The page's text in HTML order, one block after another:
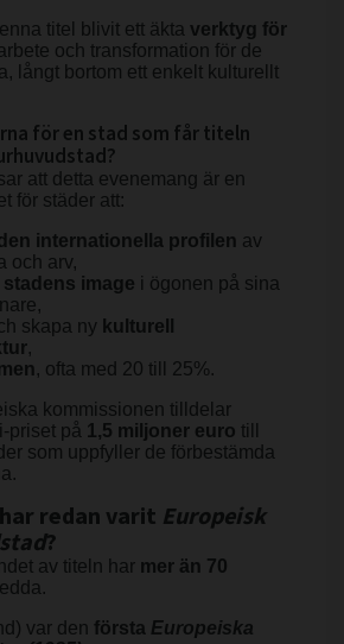
titel blivit ett äkta verktyg för
och transformation för de
långt bortom ett enkelt kulturellt
för en stad som får titeln
att detta evenemang är en
för städer att:
internationella profilen av
och arv,
stadens image i ögonen på sina
skapa ny kulturell
,
, ofta med 20 till 25%.
kommissionen tilldelar
priset på 1,5 miljoner euro till
som uppfyller de förbestämda
redan varit Europeisk
?
av titeln har mer än 70
var den första Europeiska